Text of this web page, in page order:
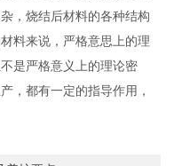
，烧结后材料的各种结构
料来说，严格意思上的理
是严格意义上的理论密
，都有一定的指导作用，